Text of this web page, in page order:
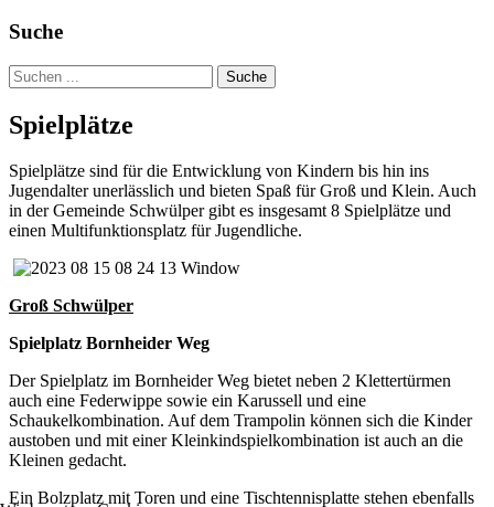
Suche
Suche
Spielplätze
Spielplätze sind für die Entwicklung von Kindern bis hin ins
Jugendalter unerlässlich und bieten Spaß für Groß und Klein. Auch
in der Gemeinde Schwülper gibt es insgesamt 8 Spielplätze und
einen Multifunktionsplatz für Jugendliche.
Groß Schwülper
Spielplatz Bornheider Weg
Der Spielplatz im Bornheider Weg bietet neben 2 Klettertürmen
auch eine Federwippe sowie ein Karussell und eine
Schaukelkombination. Auf dem Trampolin können sich die Kinder
austoben und mit einer Kleinkindspielkombination ist auch an die
Kleinen gedacht.
Ein Bolzplatz mit Toren und eine Tischtennisplatte stehen ebenfalls